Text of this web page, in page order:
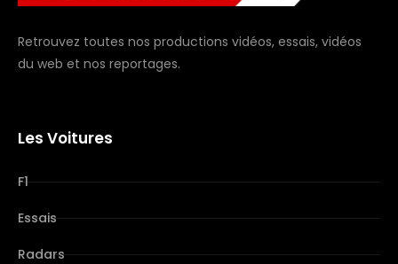
Retrouvez toutes nos productions vidéos, essais, vidéos
du web et nos reportages.
Les Voitures
F1
Essais
Radars